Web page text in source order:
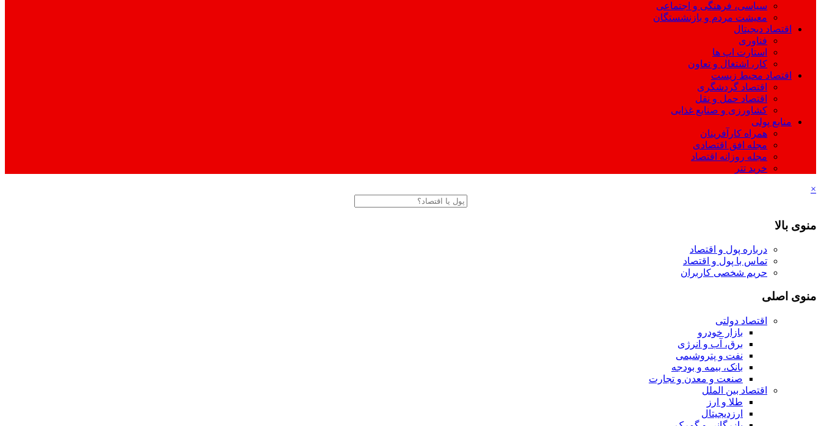
سیاسی، فرهنگی و اجتماعی
معیشت مردم و بازنشستگان
اقتصاد دیجیتال
فناوری
استارت اپ ها
کار، اشتغال و تعاون
اقتصاد محیط زیست
اقتصاد گردشگری
اقتصاد حمل و نقل
کشاورزی و صنایع غذایی
منابع پولی
همراه کارآفرینان
مجله افق اقتصادی
مجله روزانه اقتصاد
خرید تتر
×
منوی بالا
درباره پول و اقتصاد
تماس با پول و اقتصاد
حریم شخصی کاربران
منوی اصلی
اقتصاد دولتی
بازار خودرو
برق، آب و انرژی
نفت و پتروشیمی
بانک، بیمه و بودجه
صنعت و معدن و تجارت
اقتصاد بین الملل
طلا و ارز
ارزدیجیتال